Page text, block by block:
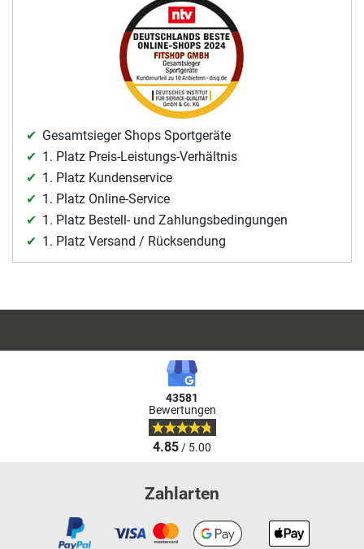
Gesamtsieger Shops Sportgeräte
1. Platz Preis-Leistungs-Verhältnis
1. Platz Kundenservice
1. Platz Online-Service
1. Platz Bestell- und Zahlungsbedingungen
1. Platz Versand / Rücksendung
43581
Bewertungen
4.85/ 5.00
Zahlarten